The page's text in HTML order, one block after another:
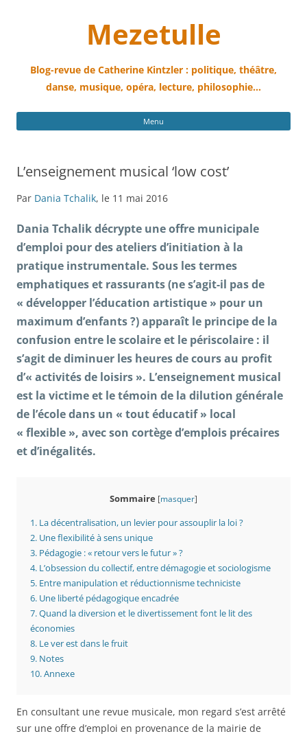
Mezetulle
Blog-revue de Catherine Kintzler : politique, théâtre,
danse, musique, opéra, lecture, philosophie…
Menu
L’enseignement musical ‘low cost’
Par Dania Tchalik, le 11 mai 2016
Dania Tchalik décrypte une offre municipale
d’emploi pour des ateliers d’initiation à la
pratique instrumentale. Sous les termes
emphatiques et rassurants (ne s’agit-il pas de
« développer l’éducation artistique » pour un
maximum d’enfants ?) apparaît le principe de la
confusion entre le scolaire et le périscolaire : il
s’agit de diminuer les heures de cours au profit
d’« activités de loisirs ». L’enseignement musical
est la victime et le témoin de la dilution générale
de l’école dans un « tout éducatif » local
« flexible », avec son cortège d’emplois précaires
et d’inégalités.
Sommaire [masquer]
1. La décentralisation, un levier pour assouplir la loi ?
2. Une flexibilité à sens unique
3. Pédagogie : « retour vers le futur » ?
4. L’obsession du collectif, entre démagogie et sociologisme
5. Entre manipulation et réductionnisme techniciste
6. Une liberté pédagogique encadrée
7.Quand la diversion et le divertissement font le lit des
économies
8. Le ver est dans le fruit
9. Notes
10.Annexe
En consultant une revue musicale, mon regard s’est arrêté
sur une offre d’emploi en provenance de la mairie de